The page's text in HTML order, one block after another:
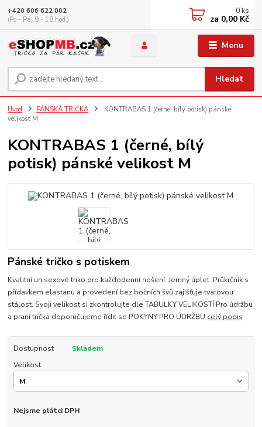
Menu
Hledat
+420 606 622 002
(Po - Pá, 9 - 18 hod.)
0 ks
za 0,00 Kč
Úvod PÁNSKÁ TRIČKA
KONTRABAS 1 (černé, bílý potisk) pánské
velikost M
KONTRABAS 1 (černé, bílý
potisk) pánské velikost M
Pánské tričko s potiskem
Kvalitní unisexové triko pro každodenní nošení. Jemný úplet. Průkrčník s
přídavkem elastanu a provedení bez bočních švů zajišťuje tvarovou
stálost. Svoji velikost si zkontrolujte dle TABULKY VELIKOSTÍ Pro údržbu
a praní trička doporučujeme řídit se POKYNY PRO ÚDRŽBU celý popis
Dostupnost
Skladem
Velikost
Nejsme plátci DPH